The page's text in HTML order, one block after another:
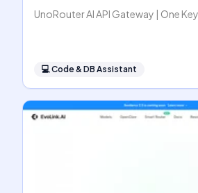
UnoRouter AI API Gateway | One
💻Code & DB Assistant